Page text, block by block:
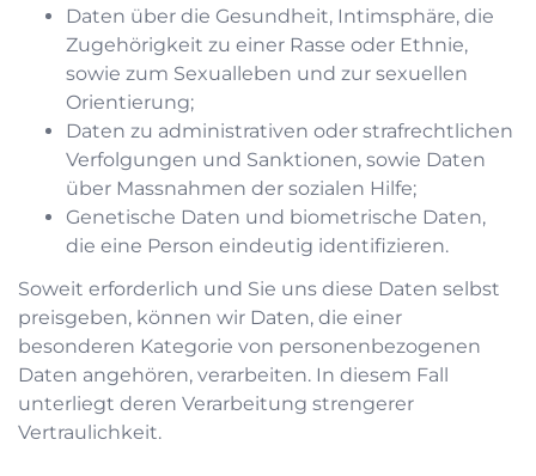
Daten über die Gesundheit, Intimsphäre, die
Zugehörigkeit zu einer Rasse oder Ethnie,
sowie zum Sexualleben und zur sexuellen
Orientierung;
Daten zu administrativen oder strafrechtlichen
Verfolgungen und Sanktionen, sowie Daten
über Massnahmen der sozialen Hilfe;
Genetische Daten und biometrische Daten,
die eine Person eindeutig identifizieren.
Soweit erforderlich und Sie uns diese Daten selbst
preisgeben, können wir Daten, die einer
besonderen Kategorie von personenbezogenen
Daten angehören, verarbeiten. In diesem Fall
unterliegt deren Verarbeitung strengerer
Vertraulichkeit.